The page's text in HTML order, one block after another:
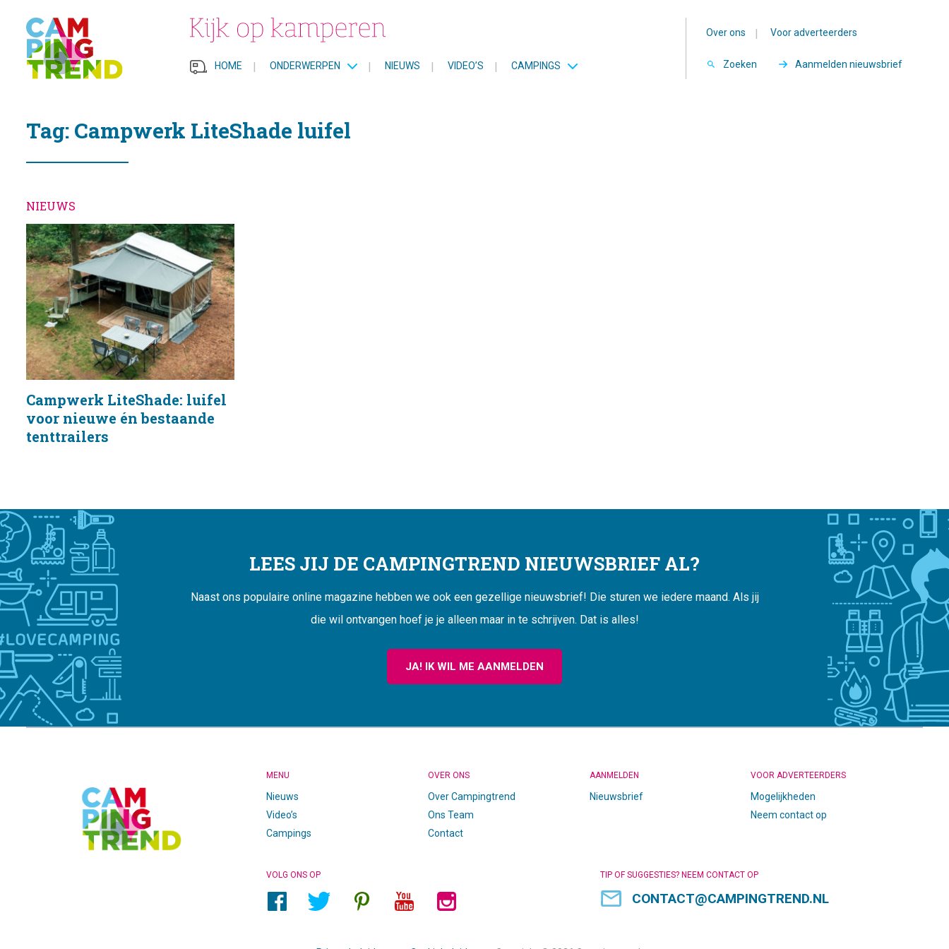
HOME | ONDERWERPEN | NIEUWS | VIDEO’S | CAMPINGS
Over ons | Voor adverteerders
Zoeken Aanmelden nieuwsbrief
Tag: Campwerk LiteShade luifel
NIEUWS
Campwerk LiteShade: luifel
voor nieuwe én bestaande
tenttrailers
LEES JIJ DE CAMPINGTREND NIEUWSBRIEF AL?
Naast ons populaire online magazine hebben we ook een gezellige nieuwsbrief! Die sturen we iedere maand. Als jij
die wil ontvangen hoef je je alleen maar in te schrijven. Dat is alles!
JA! IK WIL ME AANMELDEN
MENU
Nieuws
Video’s
Campings
OVER ONS
Over Campingtrend
Ons Team
Contact
AANMELDEN
Nieuwsbrief
VOOR ADVERTEERDERS
Mogelijkheden
Neem contact op
VOLG ONS OP TIP OF SUGGESTIES? NEEM CONTACT OP
CONTACT@CAMPINGTREND.NL